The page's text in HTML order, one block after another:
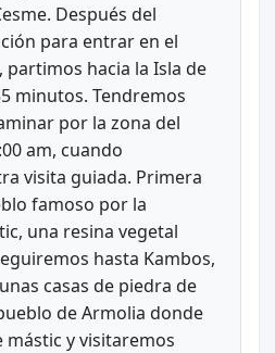
Después del
para entrar en el
hacia la Isla de
minutos. Tendremos
por la zona del
am, cuando
visita guiada. Primera
famoso por la
una resina vegetal
hasta Kambos,
casas de piedra de
de Armolia donde
y visitaremos